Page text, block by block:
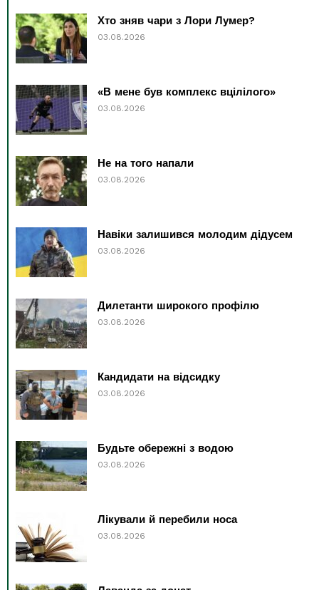
Хто зняв чари з Лори Лумер?
03.08.2026
«В мене був комплекс вцілілого»
03.08.2026
Не на того напали
03.08.2026
Навіки залишився молодим дідусем
03.08.2026
Дилетанти широкого профілю
03.08.2026
Кандидати на відсидку
03.08.2026
Будьте обережні з водою
03.08.2026
Лікували й перебили носа
03.08.2026